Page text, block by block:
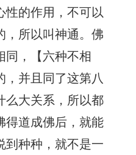
性的作用，不可以
，所以叫神通。佛
同，【六种不相
，并且同了这第八
么大关系，所以都
得道成佛后，就能
到种种，就不是一